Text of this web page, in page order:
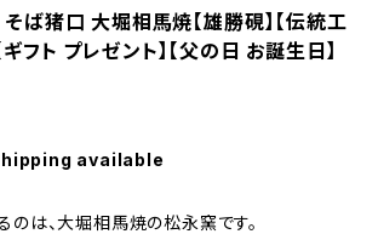
ば猪口 大堀相馬焼【雄勝硯】【伝統工
ギフト プレゼント】【父の日 お誕生日】
available
のは、大堀相馬焼の松永窯です。